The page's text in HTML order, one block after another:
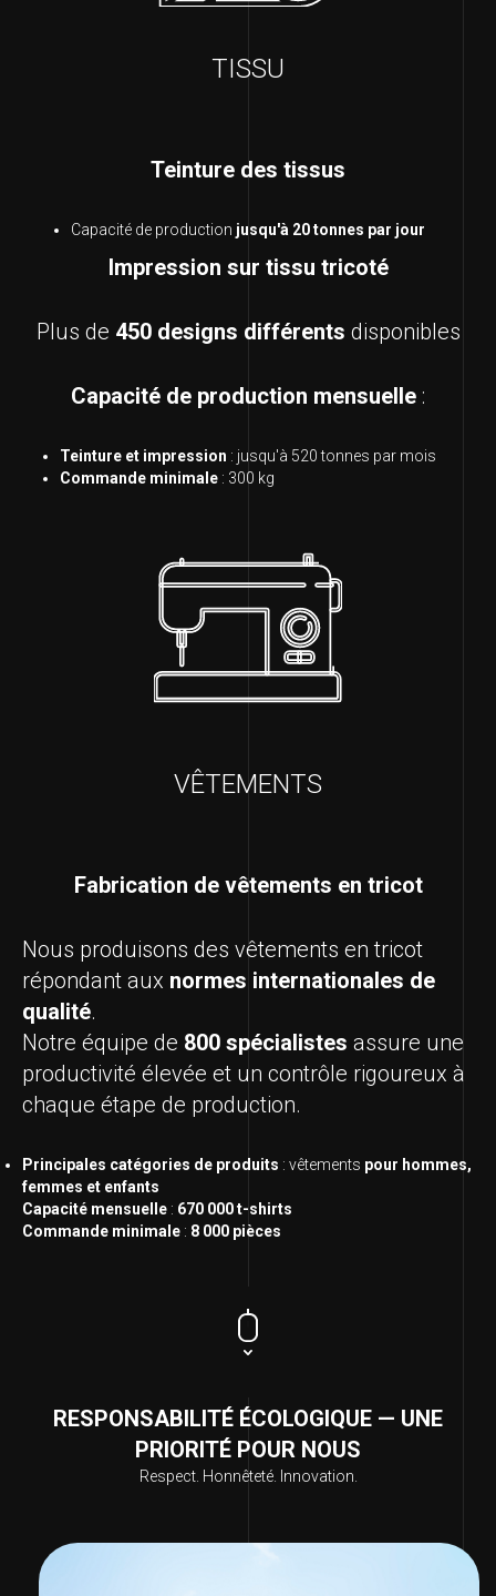
TISSU
Teinture des tissus
Capacité de production jusqu'à 20 tonnes par jour
Impression sur tissu tricoté
Plus de 450 designs différents disponibles
Capacité de production mensuelle :
Teinture et impression : jusqu'à 520 tonnes par mois
Commande minimale : 300 kg
VÊTEMENTS
Fabrication de vêtements en tricot
Nous produisons des vêtements en tricot
répondant aux normes internationales de
qualité.
Notre équipe de 800 spécialistes assure une
productivité élevée et un contrôle rigoureux à
chaque étape de production.
Principales catégories de produits : vêtements pour hommes,
femmes et enfants
Capacité mensuelle : 670 000 t-shirts
Commande minimale : 8 000 pièces
RESPONSABILITÉ ÉCOLOGIQUE — UNE
PRIORITÉ POUR NOUS
Respect. Honnêteté. Innovation.